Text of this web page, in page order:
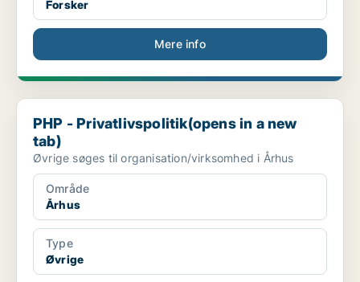
Forsker
Mere info
PHP - Privatlivspolitik(opens in a new tab)
PHP - Privatlivspolitik(opens in a new
tab)
Øvrige søges til organisation/virksomhed i Århus
Område
Århus
Type
Øvrige